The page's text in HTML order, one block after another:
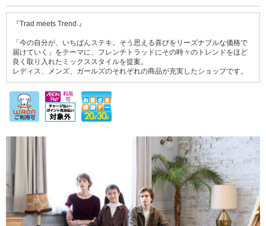
『Trad meets Trend.』
「今の自分が、いちばんステキ。そう思える喜びをリーズナブルな価格で
届けていく」をテーマに、フレンチトラッドにその時々のトレンドをほど
良く取り入れたミックススタイルを提案。
レディス、メンズ、ガールズのそれぞれの商品が充実したショップです。